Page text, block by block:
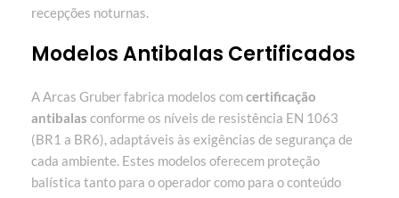
recepções noturnas.
Modelos Antibalas Certificados
A Arcas Gruber fabrica modelos comcertificação
antibalas conforme os níveis de resistência EN 1063
(BR1 a BR6), adaptáveis às exigências de segurança de
cada ambiente. Estes modelos oferecem proteção
balística tanto para o operador como para o conteúdo